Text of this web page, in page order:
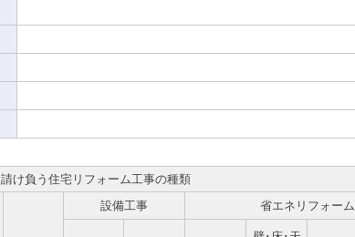
請け負う住宅リフォーム工事の種類
設備工事
省エネリフォーム